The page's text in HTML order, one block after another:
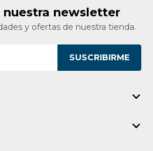
nuestra newsletter
y ofertas de nuestra tienda.
SUSCRIBIRME